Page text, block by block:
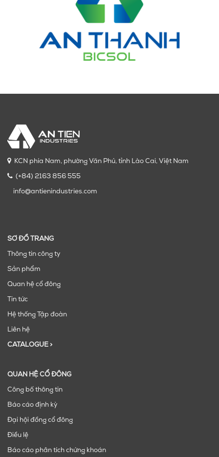
KCN phía Nam, phường Văn Phú, tỉnh Lào Cai, Việt Nam
(+84) 2163 856 555
info@antienindustries.com
SƠ ĐỒ TRANG
Thông tin công ty
Sản phẩm
Quan hệ cổ đông
Tin tức
Hệ thống Tập đoàn
Liên hệ
CATALOGUE >
QUAN HỆ CỔ ĐÔNG
Công bố thông tin
Báo cáo định kỳ
Đại hội đồng cổ đông
Điều lệ
Báo cáo phân tích chứng khoán